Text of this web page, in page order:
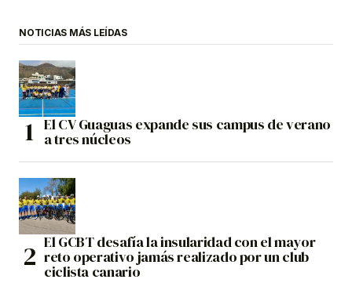
NOTICIAS MÁS LEÍDAS
El CV Guaguas expande sus campus de verano
a tres núcleos
El GCBT desafía la insularidad con el mayor
reto operativo jamás realizado por un club
ciclista canario